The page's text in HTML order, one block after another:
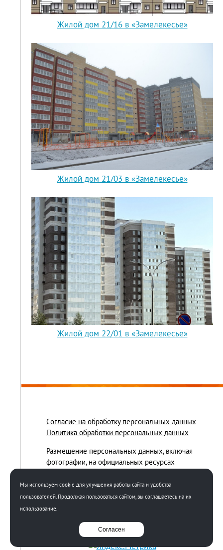
Жилой дом 21/16 в «Замелекесье»
Жилой дом 21/03 в «Замелекесье»
Жилой дом 22/01 в «Замелекесье»
Согласие на обработку персональных данных
Политика обработки персональных данных
Размещение персональных данных, включая
фотографии, на официальных ресурсах
письменных согласий соответствующих лиц.
Использование этих материалов третьими лицами
ограничено и допускается только с разрешения
Мы используем cookie для улучшения работы сайта и удобства
пользователей. Продолжая пользоваться сайтом, вы соглашаетесь на их
использование.
Согласен